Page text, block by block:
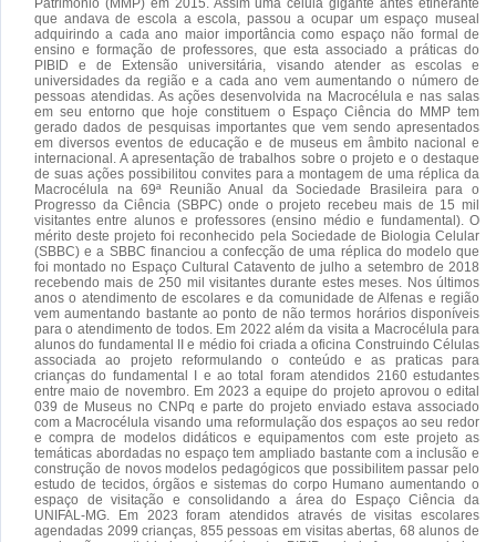
Patrimônio (MMP) em 2015. Assim uma célula gigante antes etinerante
que andava de escola a escola, passou a ocupar um espaço museal
adquirindo a cada ano maior importância como espaço não formal de
ensino e formação de professores, que esta associado a práticas do
PIBID e de Extensão universitária, visando atender as escolas e
universidades da região e a cada ano vem aumentando o número de
pessoas atendidas. As ações desenvolvida na Macrocélula e nas salas
em seu entorno que hoje constituem o Espaço Ciência do MMP tem
gerado dados de pesquisas importantes que vem sendo apresentados
em diversos eventos de educação e de museus em âmbito nacional e
internacional. A apresentação de trabalhos sobre o projeto e o destaque
de suas ações possibilitou convites para a montagem de uma réplica da
Macrocélula na 69ª Reunião Anual da Sociedade Brasileira para o
Progresso da Ciência (SBPC) onde o projeto recebeu mais de 15 mil
visitantes entre alunos e professores (ensino médio e fundamental). O
mérito deste projeto foi reconhecido pela Sociedade de Biologia Celular
(SBBC) e a SBBC financiou a confecção de uma réplica do modelo que
foi montado no Espaço Cultural Catavento de julho a setembro de 2018
recebendo mais de 250 mil visitantes durante estes meses. Nos últimos
anos o atendimento de escolares e da comunidade de Alfenas e região
vem aumentando bastante ao ponto de não termos horários disponíveis
para o atendimento de todos. Em 2022 além da visita a Macrocélula para
alunos do fundamental II e médio foi criada a oficina Construindo Células
associada ao projeto reformulando o conteúdo e as praticas para
crianças do fundamental I e ao total foram atendidos 2160 estudantes
entre maio de novembro. Em 2023 a equipe do projeto aprovou o edital
039 de Museus no CNPq e parte do projeto enviado estava associado
com a Macrocélula visando uma reformulação dos espaços ao seu redor
e compra de modelos didáticos e equipamentos com este projeto as
temáticas abordadas no espaço tem ampliado bastante com a inclusão e
construção de novos modelos pedagógicos que possibilitem passar pelo
estudo de tecidos, órgãos e sistemas do corpo Humano aumentando o
espaço de visitação e consolidando a área do Espaço Ciência da
UNIFAL-MG. Em 2023 foram atendidos através de visitas escolares
agendadas 2099 crianças, 855 pessoas em visitas abertas, 68 alunos de